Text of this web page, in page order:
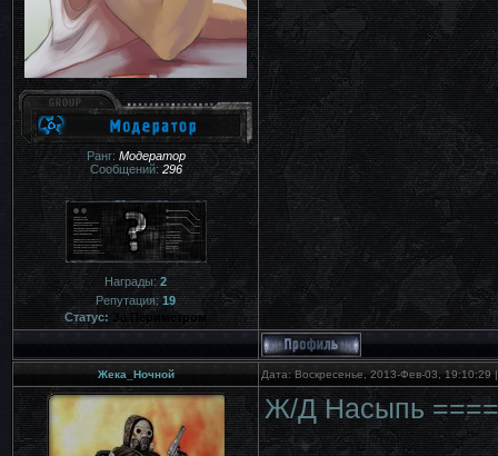
Ранг: Модератор
Сообщений:296
Награды:2
Репутация:19
Статус: За Периметром
Жека_Ночной Дата: Воскресенье, 2013-Фев-03,
Ж/Д Насыпь